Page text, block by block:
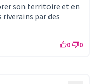
son territoire et en
par des
0 0